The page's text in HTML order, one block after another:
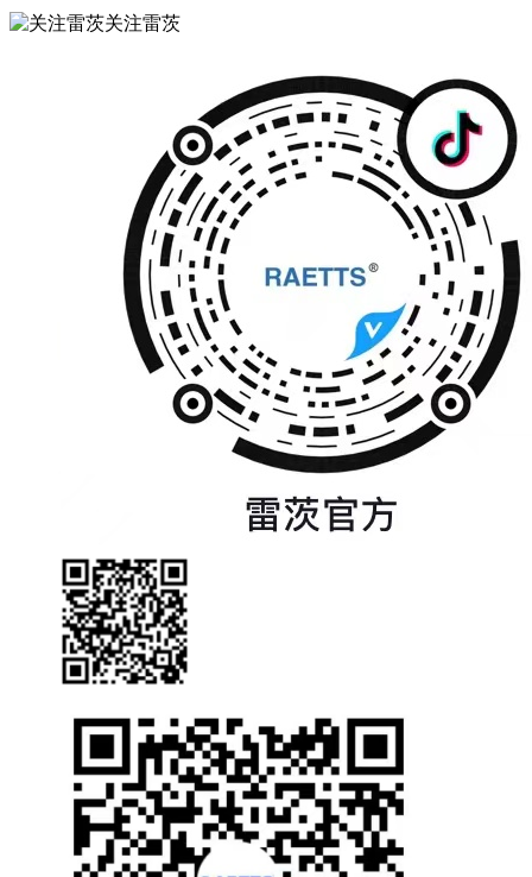
关注雷茨